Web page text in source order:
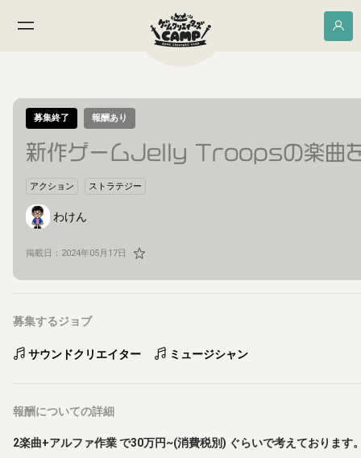
募集終了 報酬あり
新作ゲームJelly Troopsの楽曲を
アクション ストラテジー
わけん
掲載日： 2024年05月17日
募集するジョブ
サウンドクリエイター ミュージシャン
報酬についての詳細
2楽曲+アルファ作業 で30万円~(消費税別) ぐらいで考えております